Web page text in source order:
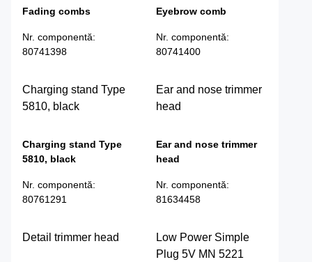
Fading combs
Nr. componentă:
80741398
Eyebrow comb
Nr. componentă:
80741400
Charging stand Type
5810, black
Charging stand Type
5810, black
Nr. componentă:
80761291
Ear and nose trimmer
head
Ear and nose trimmer
head
Nr. componentă:
81634458
Detail trimmer head
Low Power Simple
Plug 5V MN 5221